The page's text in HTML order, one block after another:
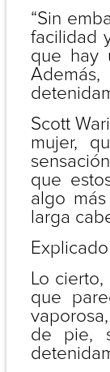
“Sin
facilidad
que hay
Scott
mujer,
que
algo
larga
Lo
que
de pie,